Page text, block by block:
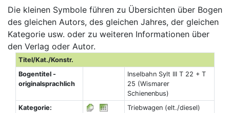
Die kleinen Symbole führen zu Übersichten über Bogen
des gleichen Autors, des gleichen Jahres, der gleichen
Kategorie usw. oder zu weiteren Informationen über
den Verlag oder Autor.
Titel/Kat./Konstr.
Bogentitel -
originalsprachlich
Inselbahn Sylt III T 22 + T
25 (Wismarer
Schienenbus)
Kategorie:
Triebwagen (elt./diesel)